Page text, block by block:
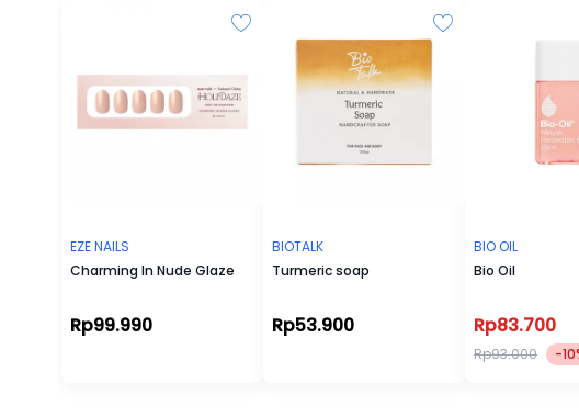
EZE NAILS
Charming In Nude Glaze
Rp99.990
BIOTALK
Turmeric soap
Rp53.900
BIO OIL
Bio Oil
Rp83.700
Rp93.000 -